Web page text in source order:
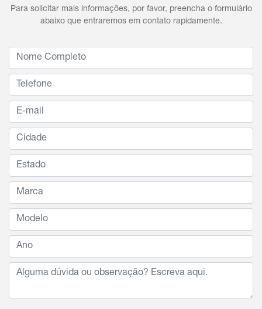
Para solicitar mais informações, por favor, preencha o formulário
abaixo que entraremos em contato rapidamente.